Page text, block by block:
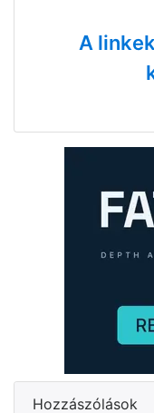
A
Hozzászólások